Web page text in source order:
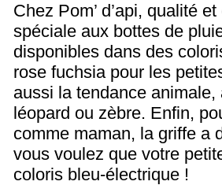
Chez Pom’ d’api, qualité
spéciale aux bottes de
disponibles dans des
rose fuchsia pour les
aussi la tendance
léopard ou zèbre. Enfin,
comme maman, la griffe a
vous voulez que votre
coloris bleu-électrique !